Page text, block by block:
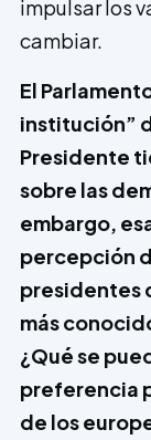
impulsar los
cambiar.
El
institución”
Presidente
sobre las
embargo,
percepción
presidentes
más
¿Qué se
preferencia
de los